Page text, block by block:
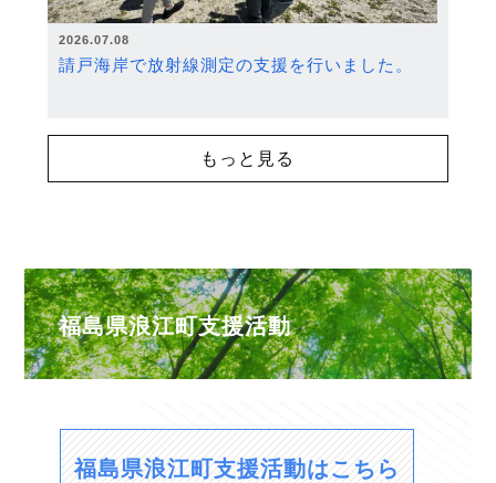
2026.07.08
請戸海岸で放射線測定の支援を行いました。
もっと見る
福島県浪江町支援活動
福島県浪江町支援活動はこちら